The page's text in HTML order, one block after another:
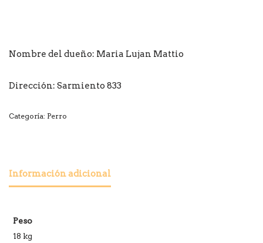
Nombre del dueño: Maria Lujan Mattio
Dirección: Sarmiento 833
Categoría: Perro
Información adicional
Peso
18 kg